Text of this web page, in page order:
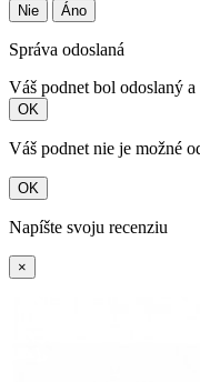
Nie Áno
Správa odoslaná
Váš podnet bol odoslaný
OK
Váš podnet nie je možné
OK
Napíšte svoju recenziu
×